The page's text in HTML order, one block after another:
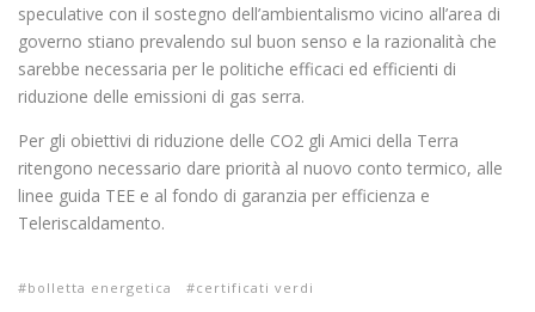
speculative con il sostegno dell’ambientalismo vicino all’area di
governo stiano prevalendo sul buon senso e la razionalità che
sarebbe necessaria per le politiche efficaci ed efficienti di
riduzione delle emissioni di gas serra.
Per gli obiettivi di riduzione delle CO2 gli Amici della Terra
ritengono necessario dare priorità al nuovo conto termico, alle
linee guida TEE e al fondo di garanzia per efficienza e
Teleriscaldamento.
bolletta energetica certificati verdi